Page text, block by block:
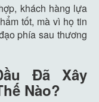
khách hàng lựa
tốt, mà vì họ tin
phía sau thương
Đã Xây
Nào?